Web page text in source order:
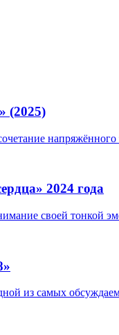
(2025)
2024 года
своей тонкой
из самых